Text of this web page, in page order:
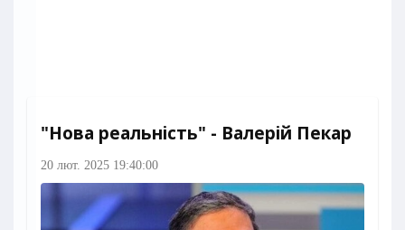
"Нова реальність" - Валерій Пекар
20 лют. 2025 19:40:00